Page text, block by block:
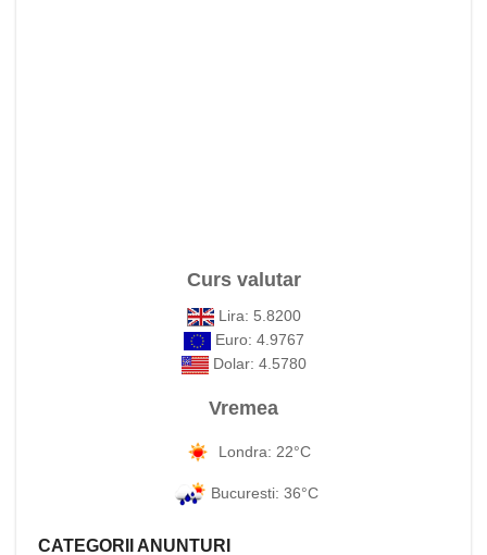
Curs valutar
Lira: 5.8200
Euro: 4.9767
Dolar: 4.5780
Vremea
Londra: 22°C
Bucuresti: 36°C
CATEGORII ANUNTURI